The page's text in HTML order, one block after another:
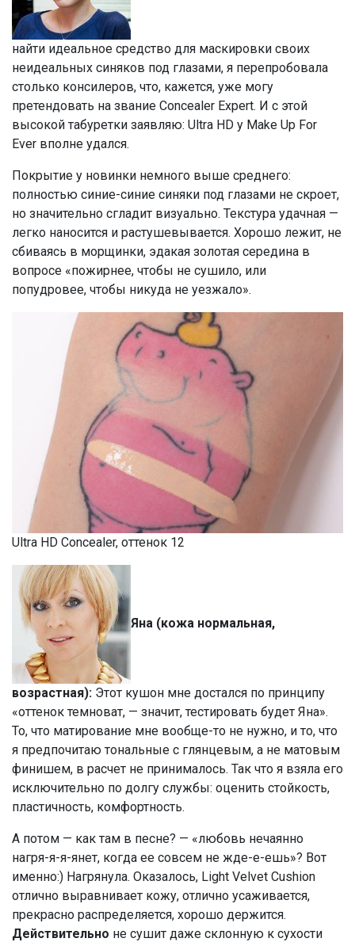
найти идеальное средство для маскировки своих
неидеальных синяков под глазами, я перепробовала
столько консилеров, что, кажется, уже могу
претендовать на звание Conсealer Expert. И с этой
высокой табуретки заявляю: Ultra HD у Make Up For
Ever вполне удался.
Покрытие у новинки немного выше среднего:
полностью синие-синие синяки под глазами не скроет,
но значительно сгладит визуально. Текстура удачная —
легко наносится и растушевывается. Хорошо лежит, не
сбиваясь в морщинки, эдакая золотая середина в
вопросе «пожирнее, чтобы не сушило, или
попудровее, чтобы никуда не уезжало».
Ultra HD Concealer, оттенок 12
Яна (кожа нормальная,
возрастная): Этот кушон мне достался по принципу
«оттенок темноват, — значит, тестировать будет Яна».
То, что матирование мне вообще-то не нужно, и то, что
я предпочитаю тональные с глянцевым, а не матовым
финишем, в расчет не принималось. Так что я взяла его
исключительно по долгу службы: оценить стойкость,
пластичность, комфортность.
А потом — как там в песне? — «любовь нечаянно
нагря-я-я-янет, когда ее совсем не жде-е-ешь»? Вот
именно:) Нагрянула. Оказалось, Light Velvet Cushion
отлично выравнивает кожу, отлично усаживается,
прекрасно распределяется, хорошо держится.
Действительно не сушит даже склонную к сухости